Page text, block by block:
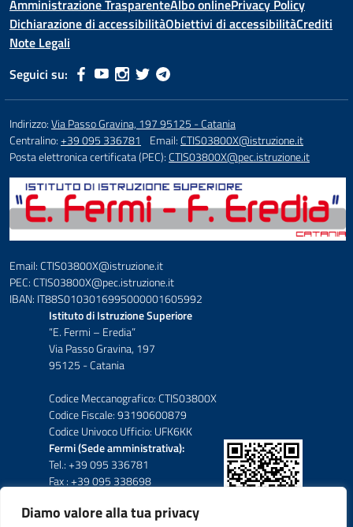
Diamo valore alla tua privacy
Amministrazione TrasparenteAlbo onlinePrivacy Policy
Dichiarazione di accessibilitàObiettivi di accessibilitàCrediti
Note Legali
Seguici su:
Indirizzo:Via Passo Gravina, 197 95125 - Catania
Centralino:+39 095 336781 Email:CTIS03800X@istruzione.it
Posta elettronica certificata (PEC):CTIS03800X@pec.istruzione.it
Email: CTIS03800X@istruzione.it
PEC: CTIS03800X@pec.istruzione.it
IBAN: IT88S0103016995000001605992
Istituto di Istruzione Superiore
“E. Fermi – Eredia”
Via Passo Gravina, 197
95125 - Catania
Codice Meccanografico: CTIS03800X
Codice Fiscale: 93190600879
Codice Univoco Ufficio: UFK6KK
Fermi (Sede amministrativa):
Tel.: +39 095 336781
Fax : +39 095 338698
Eredia-Deodato: